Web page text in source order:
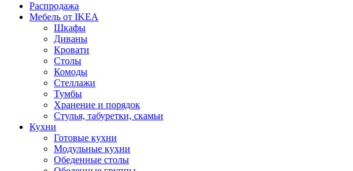
Распродажа
Мебель от IKEA
Шкафы
Диваны
Кровати
Столы
Комоды
Стеллажи
Тумбы
Хранение и порядок
Стулья, табуретки, скамьи
Кухни
Готовые кухни
Модульные кухни
Обеденные столы